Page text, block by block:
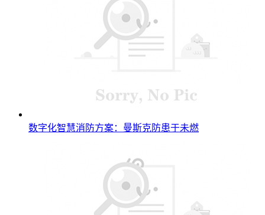
数字化智慧消防方案：曼斯克防患于未燃